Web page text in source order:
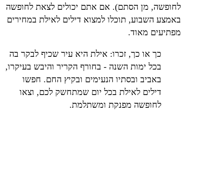
לחופשה, מן הסתם). אם אתם יכולים לצאת לחופשה
באמצע השבוע, תוכלו למצוא דילים לאילת במחירים
מפתיעים מאוד.
כך או כך, זכרו: אילת היא עיר שכיף לבקר בה
בכל ימות השנה - בחורף הקריר והיבש בעיקרו,
באביב ובסתיו הנעימים ובקיץ החם. חפשו
דילים לאילת בכל יום שמתחשק לכם, וצאו
לחופשה מפנקת ומשתלמת.